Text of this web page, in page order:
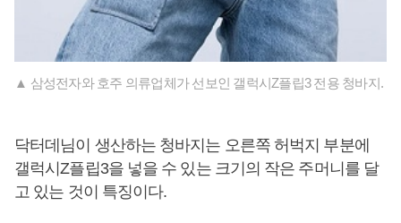
▲ 삼성전자와 호주 의류업체가 선보인 갤럭시Z플립3 전용 청바지.
닥터데님이 생산하는 청바지는 오른쪽 허벅지 부분에
갤럭시Z플립3을 넣을 수 있는 크기의 작은 주머니를 달
고 있는 것이 특징이다.